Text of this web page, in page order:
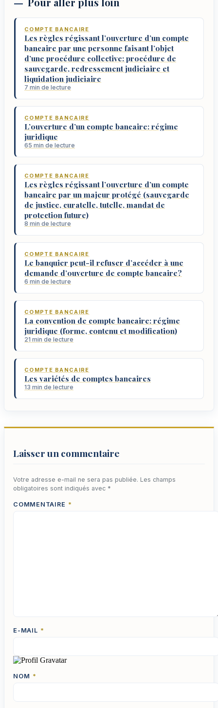
COMPTE BANCAIRE
Les règles régissant l’ouverture d’un compte
bancaire par une personne faisant l’objet
d’une procédure collective: procédure de
sauvegarde, redressement judiciaire et
liquidation judiciaire
7 min de lecture
COMPTE BANCAIRE
L’ouverture d’un compte bancaire: régime
juridique
65 min de lecture
COMPTE BANCAIRE
Les règles régissant l’ouverture d’un compte
bancaire par un majeur protégé (sauvegarde
de justice, curatelle, tutelle, mandat de
protection future)
8 min de lecture
COMPTE BANCAIRE
Le banquier peut-il refuser d’accéder à une
demande d’ouverture de compte bancaire?
6 min de lecture
COMPTE BANCAIRE
La convention de compte bancaire: régime
juridique (forme, contenu et modification)
21 min de lecture
COMPTE BANCAIRE
Les variétés de comptes bancaires
13 min de lecture
Laisser un commentaire
Votre adresse e-mail ne sera pas publiée. Les champs
obligatoires sont indiqués avec *
COMMENTAIRE *
E-MAIL *
NOM *